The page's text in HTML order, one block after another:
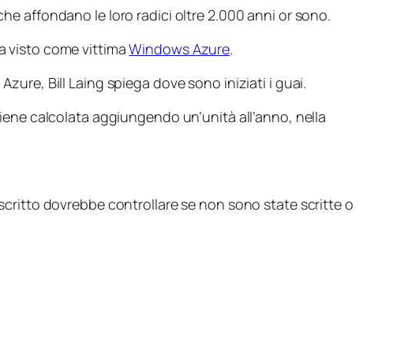
affondano le loro radici oltre 2.000 anni or sono.
visto come vittimaWindows Azure.
Bill Laing spiega dove sono iniziati i guai.
calcolata aggiungendo un’unità all’anno, nella
dovrebbe controllare se non sono state scritte o